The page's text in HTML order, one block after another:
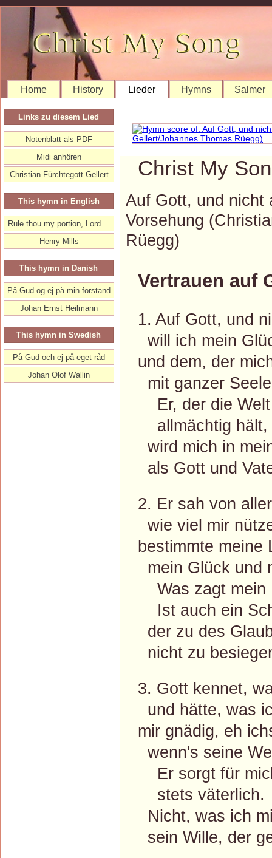
Home History Lieder Hymns Salmer
Christ My
Auf Gott, und nicht
Vorsehung
Rüegg)
Vertrauen auf
1. Auf Gott, und
will ich mein
und dem, der
mit ganzer
Er, der die Welt
allmächtig hält,
wird mich in
als Gott und
2. Er sah von
wie viel mir
bestimmte meine
mein Glück und
Was zagt mein
Ist auch ein
der zu des
nicht zu
3. Gott kennet,
und hätte, was
mir gnädig, eh
wenn's seine
Er sorgt für
stets väterlich.
Nicht, was ich
sein Wille, der
Links zu diesem Lied
Notenblatt als PDF
Midi anhören
Christian Fürchtegott Gellert
This hymn in English
Rule thou my portion, Lord ...
Henry Mills
This hymn in Danish
På Gud og ej på min forstand
Johan Ernst Heilmann
This hymn in Swedish
På Gud och ej på eget råd
Johan Olof Wallin